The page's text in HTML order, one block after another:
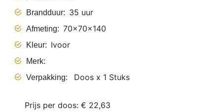
Brandduur 35 uur
Afmeting 70x70x140
Kleur Ivoor
Merk
Verpakking
Doos x 1 Stuks
Prijs per doos: € 22,63